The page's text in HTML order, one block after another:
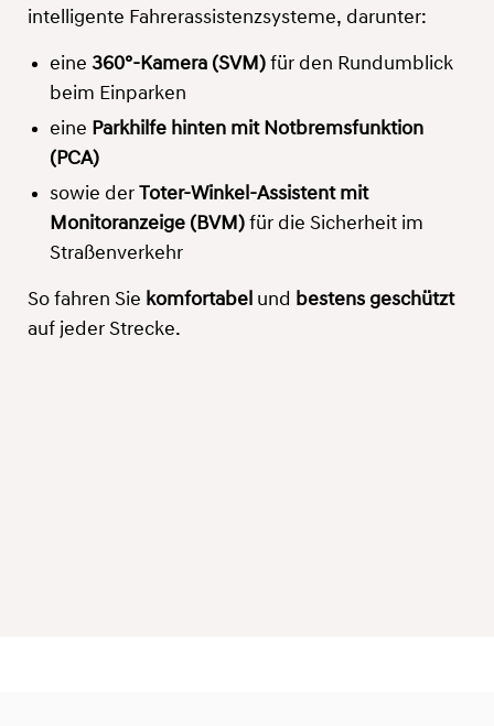
intelligente Fahrerassistenzsysteme, darunter:
eine 360°-Kamera (SVM) für den Rundumblick
beim Einparken
eine Parkhilfe hinten mit Notbremsfunktion
(PCA)
sowie der Toter-Winkel-Assistent mit
Monitoranzeige (BVM) für die Sicherheit im
Straßenverkehr
So fahren Sie komfortabel und bestens geschützt
auf jeder Strecke.